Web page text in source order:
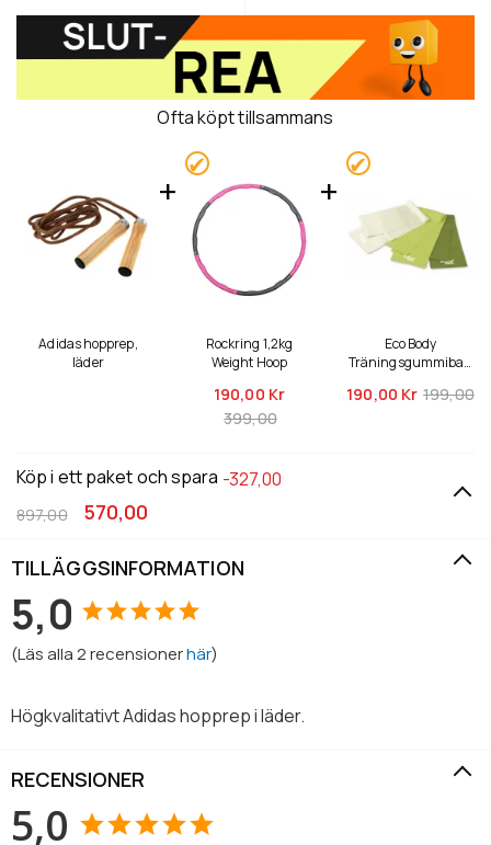
Ofta köpt tillsammans
Adidas hopprep,
läder
Rockring 1,2kg
Weight Hoop
190,00 Kr
399,00
Eco Body
Träningsgummiban
190,00 Kr 199,00
Köp i ett paket och spara -327,00
570,00
897,00
TILLÄGGSINFORMATION
5,0
(Läs alla2recensionerhär)
Högkvalitativt Adidas hopprep i läder.
RECENSIONER
5,0